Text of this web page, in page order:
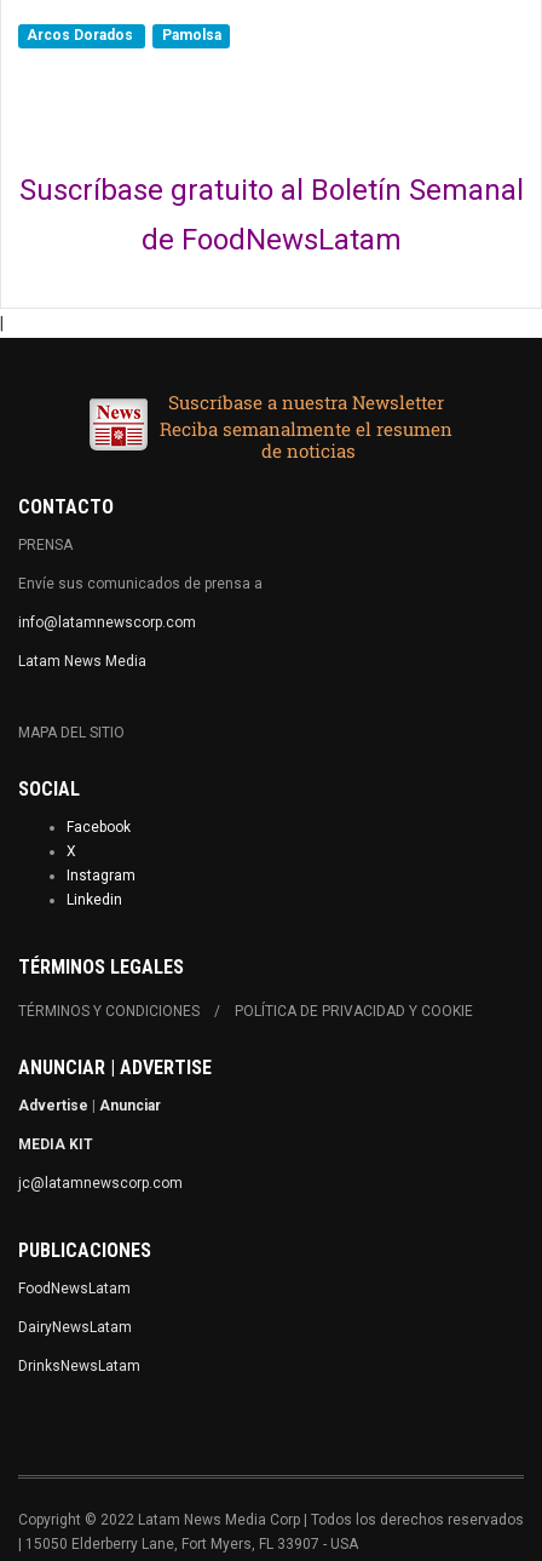
Arcos Dorados Pamolsa
Suscríbase gratuito al Boletín Semanal
de FoodNewsLatam
CONTACTO
PRENSA
Envíe sus comunicados de prensa a
info@latamnewscorp.com
Latam News Media
MAPA DEL SITIO
SOCIAL
Facebook
X
Instagram
Linkedin
TÉRMINOS LEGALES
TÉRMINOS Y CONDICIONES POLÍTICA DE PRIVACIDAD Y COOKIE
ANUNCIAR | ADVERTISE
Advertise Anunciar
MEDIA KIT
jc@latamnewscorp.com
PUBLICACIONES
FoodNewsLatam
DairyNewsLatam
DrinksNewsLatam
Copyright © 2022 Latam News Media Corp | Todos los derechos reservados
| 15050 Elderberry Lane, Fort Myers, FL 33907 - USA